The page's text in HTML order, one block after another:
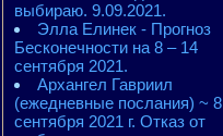
выбираю. 9.09.2021.
Элла Елинек - Прогноз
Бесконечности на 8 – 14
сентября 2021.
Архангел Гавриил
(ежедневные послания) ~ 8
сентября 2021 г. Отказ от